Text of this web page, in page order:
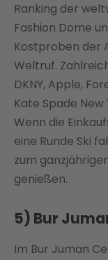
Ranking der
Fashion Dome
Kostproben der
Weltruf.
DKNY, Apple,
Kate Spade
Wenn die
eine Runde Ski
zum
genießen.
5) Bur
Im Bur Juman